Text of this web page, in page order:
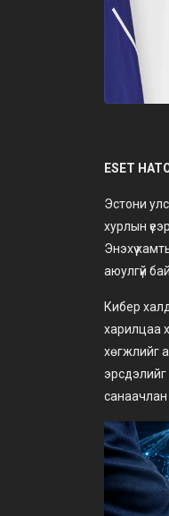
ESET
Эстони
хурлын
Энэхүү
аюулгүй
Кибер
харилцаа
хөгжлийг
эрсдэлийг
санаачлан